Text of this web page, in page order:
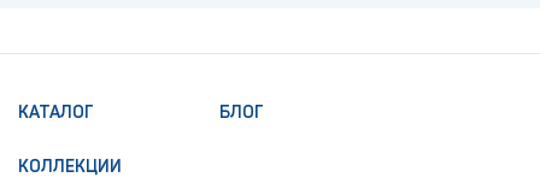
КАТАЛОГ
КОЛЛЕКЦИИ
БЛОГ